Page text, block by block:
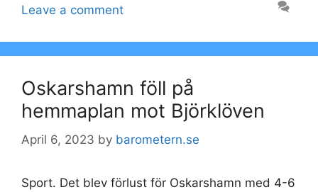
Leave a comment
Oskarshamn föll på
hemmaplan mot Björklöven
April 6, 2023 by barometern.se
Sport. Det blev förlust för Oskarshamn med 4-6